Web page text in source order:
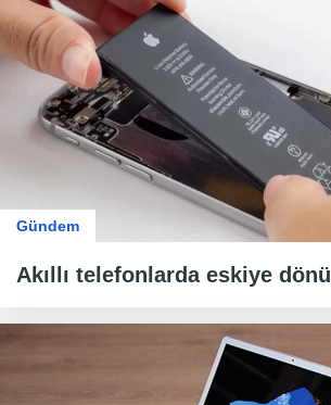
Gündem
Akıllı telefonlarda eskiye